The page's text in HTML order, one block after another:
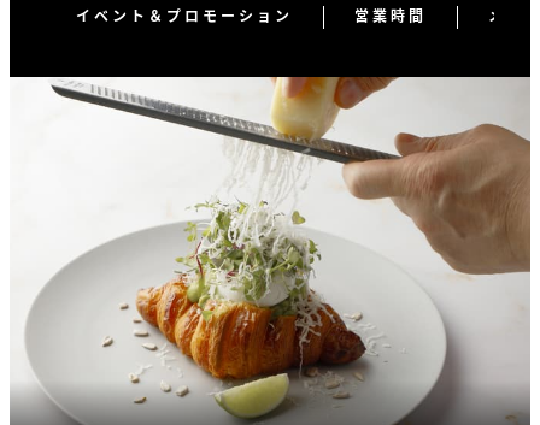
イベント＆プロモーション 営業時間 メニ